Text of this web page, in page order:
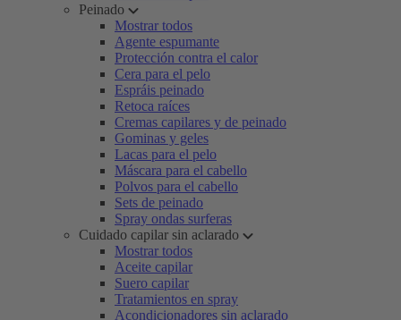
Peinado
Mostrar todos
Agente espumante
Protección contra el calor
Cera para el pelo
Espráis peinado
Retoca raíces
Cremas capilares y de peinado
Gominas y geles
Lacas para el pelo
Máscara para el cabello
Polvos para el cabello
Sets de peinado
Spray ondas surferas
Cuidado capilar sin aclarado
Mostrar todos
Aceite capilar
Suero capilar
Tratamientos en spray
Acondicionadores sin aclarado